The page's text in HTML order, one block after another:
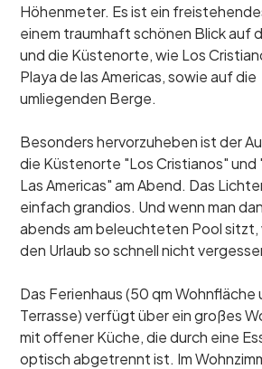
Höhenmeter. Es ist ein
einem traumhaft schönen Blick auf
und die Küstenorte, wie Los
Playa de las Americas, sowie auf die
umliegenden Berge.
Besonders hervorzuheben ist der
die Küstenorte "Los Cristianos" und
Las Americas" am Abend. Das
einfach grandios. Und wenn man
abends am beleuchteten Pool sitzt,
den Urlaub so schnell nicht
Das Ferienhaus (50 qm Wohnfläche
Terrasse) verfügt über ein großes
mit offener Küche, die durch eine
optisch abgetrennt ist. Im